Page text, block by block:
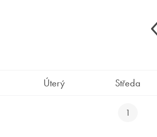
Úterý Středa
1